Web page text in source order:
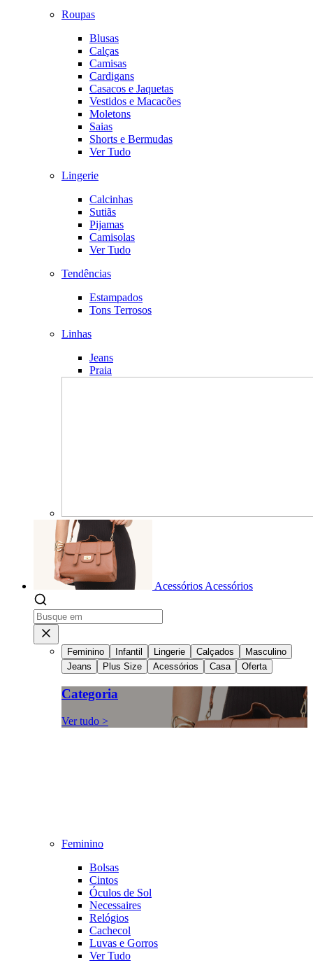
Roupas
Blusas
Calças
Camisas
Cardigans
Casacos e Jaquetas
Vestidos e Macacões
Moletons
Saias
Shorts e Bermudas
Ver Tudo
Lingerie
Calcinhas
Sutiãs
Pijamas
Camisolas
Ver Tudo
Tendências
Estampados
Tons Terrosos
Linhas
Jeans
Praia
Acessórios Acessórios
Feminino Infantil Lingerie Calçados
Masculino
Jeans
Plus Size Acessórios Casa Oferta
Categoria
Ver tudo >
Feminino
Bolsas
Cintos
Óculos de Sol
Necessaires
Relógios
Cachecol
Luvas e Gorros
Ver Tudo